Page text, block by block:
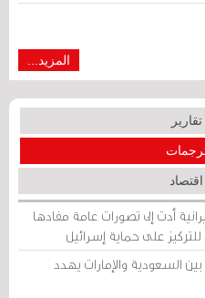
المزيد...
تقارير
اقتصاد
أدت إلى تصورات عامة مفادها
على حماية إسرائيل
السعودية والإمارات يهدد